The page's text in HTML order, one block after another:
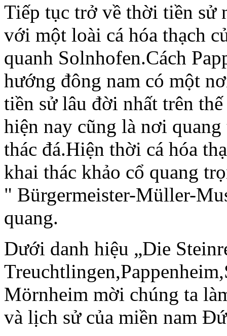
Tiếp tục trở về thời tiền sử
với một loài cá hóa thạch
quanh Solnhofen.Cách
hướng đông nam có một
tiền sử lâu đời nhất trên
hiện nay cũng là nơi
thác đá.Hiện thời cá hóa
khai thác khảo cổ quang
" Bürgermeister-Müller-
quang.
Dưới danh hiệu „Die
Mörnheim mời chúng ta
và lịch sử của miền nam